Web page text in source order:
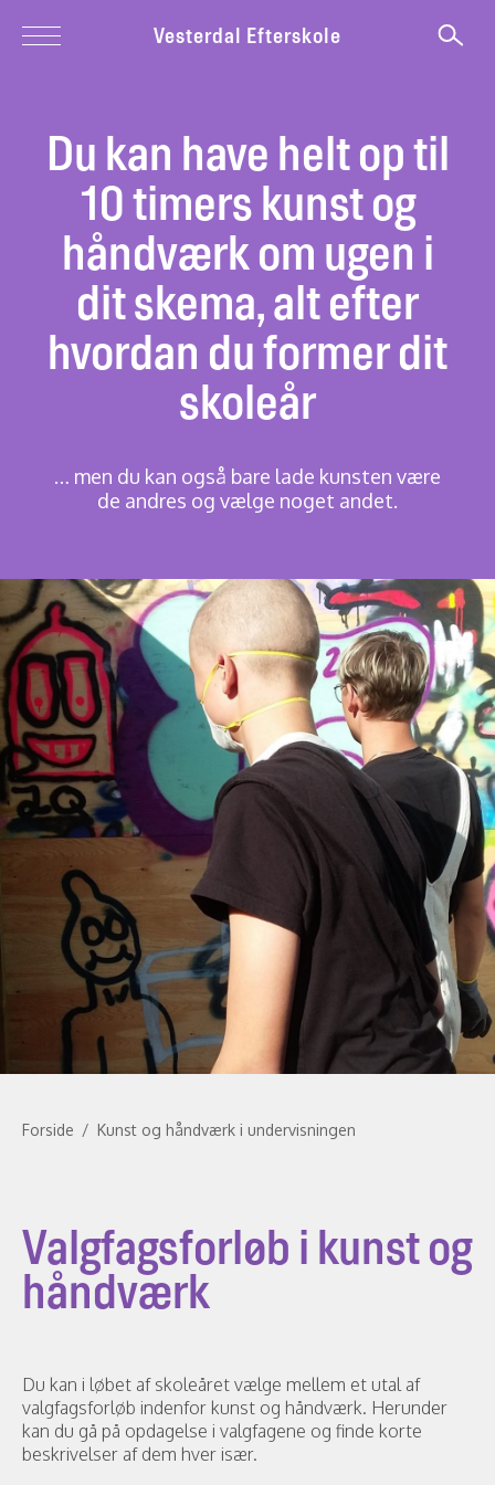
Vesterdal Efterskole
Du kan have helt op til
10 timers kunst og
håndværk om ugen i
dit skema, alt efter
hvordan du former dit
skoleår
… men du kan også bare lade kunsten være
de andres og vælge noget andet.
Forside / Kunst og håndværk i undervisningen
Valgfagsforløb i kunst og
håndværk
Du kan i løbet af skoleåret vælge mellem et utal af
valgfagsforløb indenfor kunst og håndværk. Herunder
kan du gå på opdagelse i valgfagene og finde korte
beskrivelser af dem hver især.